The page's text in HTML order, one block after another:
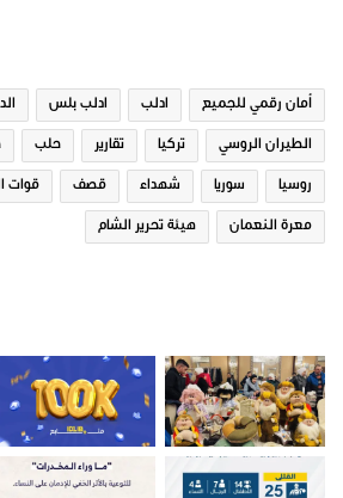
أمان رقمي للجميع ادلب ادلب بلس
الطيران الروسي تركيا تقارير حلب
روسيا سوريا شهداء قصف قوات
معرة النعمان هيئة تحرير الشام